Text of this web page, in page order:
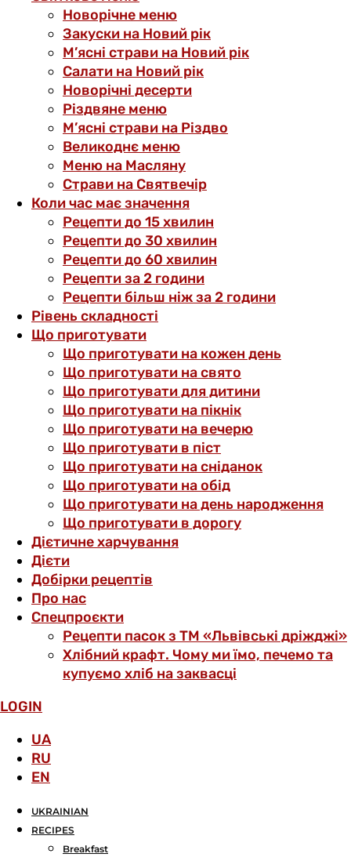
Новорічне меню
Закуски на Новий рік
М’ясні страви на Новий рік
Салати на Новий рік
Новорічні десерти
Різдвяне меню
М’ясні страви на Різдво
Великоднє меню
Меню на Масляну
Страви на Святвечір
Коли час має значення
Рецепти до 15 хвилин
Рецепти до 30 хвилин
Рецепти до 60 хвилин
Рецепти за 2 години
Рецепти більш ніж за 2 години
Рівень складності
Що приготувати
Що приготувати на кожен день
Що приготувати на свято
Що приготувати для дитини
Що приготувати на пікнік
Що приготувати на вечерю
Що приготувати в піст
Що приготувати на сніданок
Що приготувати на обід
Що приготувати на день народження
Що приготувати в дорогу
Дієтичне харчування
Дієти
Добірки рецептів
Про нас
Спецпроєкти
Рецепти пасок з ТМ «Львівські дріжджі»
Хлібний крафт. Чому ми їмо, печемо та
купуємо хліб на заквасці
LOGIN
UA
RU
EN
UKRAINIAN
RECIPES
Breakfast